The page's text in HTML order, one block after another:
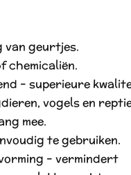
van geurtjes.
chemicaliën.
– superieure
vogels en
mee.
te gebruiken.
– vermindert